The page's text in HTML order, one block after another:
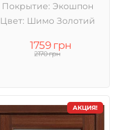
Покрытие: Экошпон
Цвет: Шимо Золотий
1759 грн
2170 грн
АКЦИЯ!